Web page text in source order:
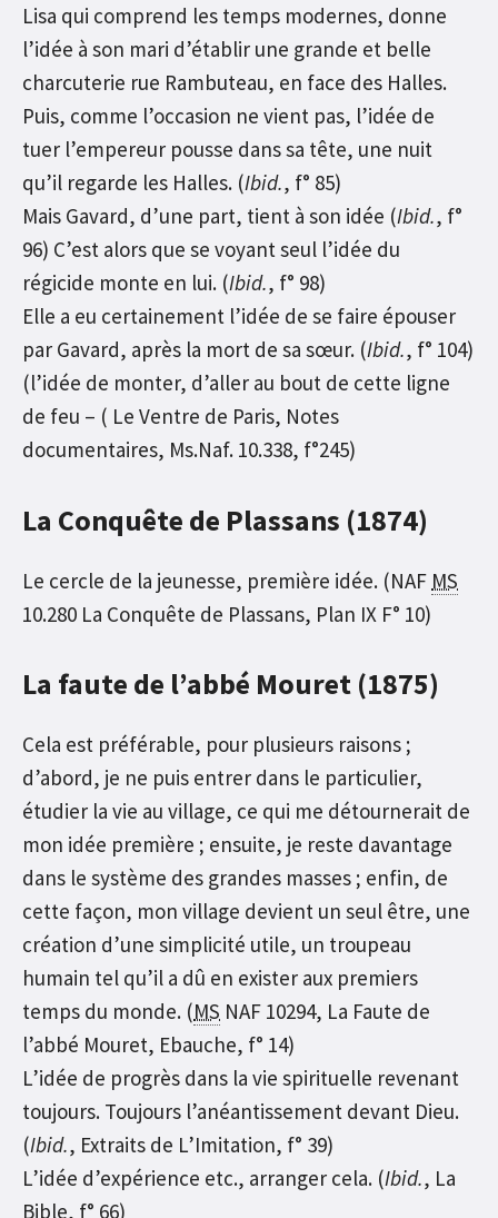
Lisa qui comprend les temps modernes, donne
l’idée à son mari d’établir une grande et belle
charcuterie rue Rambuteau, en face des Halles.
Puis, comme l’occasion ne vient pas, l’idée de
tuer l’empereur pousse dans sa tête, une nuit
qu’il regarde les Halles. (Ibid., f° 85)
Mais Gavard, d’une part, tient à son idée (Ibid., f°
96) C’est alors que se voyant seul l’idée du
régicide monte en lui. (Ibid., f° 98)
Elle a eu certainement l’idée de se faire épouser
par Gavard, après la mort de sa sœur. (Ibid., f° 104)
(l’idée de monter, d’aller au bout de cette ligne
de feu – ( Le Ventre de Paris, Notes
documentaires, Ms.Naf. 10.338, f°245)
La Conquête de Plassans (1874)
Le cercle de la jeunesse, première idée. (NAF MS
10.280 La Conquête de Plassans, Plan IX F° 10)
La faute de l’abbé Mouret (1875)
Cela est préférable, pour plusieurs raisons ;
d’abord, je ne puis entrer dans le particulier,
étudier la vie au village, ce qui me détournerait de
mon idée première ; ensuite, je reste davantage
dans le système des grandes masses ; enfin, de
cette façon, mon village devient un seul être, une
création d’une simplicité utile, un troupeau
humain tel qu’il a dû en exister aux premiers
temps du monde. (MS NAF 10294, La Faute de
l’abbé Mouret, Ebauche, f° 14)
L’idée de progrès dans la vie spirituelle revenant
toujours. Toujours l’anéantissement devant Dieu.
(Ibid., Extraits de L’Imitation, f° 39)
L’idée d’expérience etc., arranger cela. (Ibid., La
Bible, f° 66)